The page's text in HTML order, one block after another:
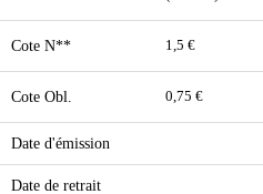
Cote N** 1,5 €
Cote Obl. 0,75 €
Date d'émission
Date de retrait